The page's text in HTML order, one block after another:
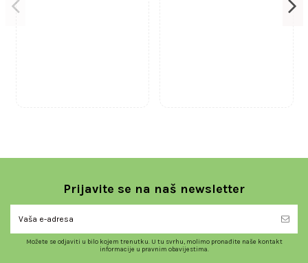
Prijavite se na naš newsletter
Možete se odjaviti u bilo kojem trenutku. U tu svrhu, molimo pronađite naše kontakt
informacije u pravnim obavijestima.